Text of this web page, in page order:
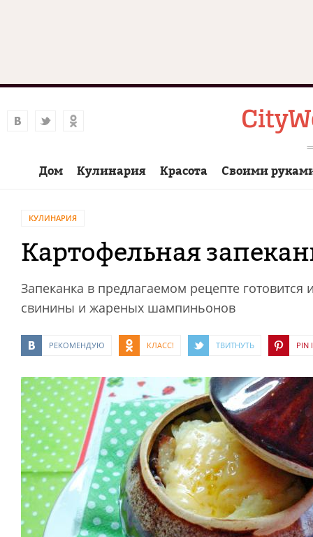
Дом Кулинария Красота Своими
КУЛИНАРИЯ
Картофельная
Запеканка в предлагаемом рецепте
свинины и жареных шампиньонов
РЕКОМЕНДУЮ КЛАСС! ТВИТНУТЬ PIN